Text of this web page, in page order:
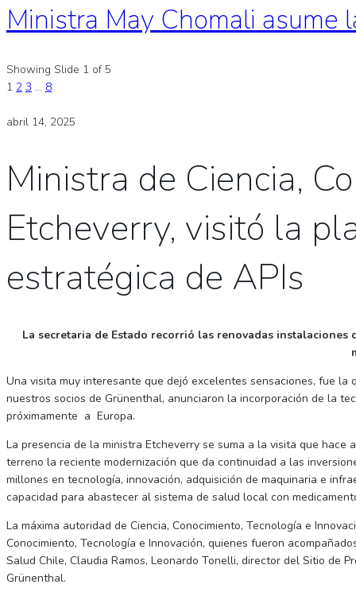
Ministra May Chomali asume
Showing Slide 1 of 5
1 2 3 … 8
abril 14, 2025
Ministra de Ciencia,
Etcheverry, visitó la
estratégica de APIs
La secretaria de Estado recorrió las renovadas
Una visita muy interesante que dejó excelentes sensaciones, fue la
nuestros socios de Grünenthal, anunciaron la incorporación de la
próximamente a Europa.
La presencia de la ministra Etcheverry se suma a la visita que
terreno la reciente modernización que da continuidad a las
millones en tecnología, innovación, adquisición de maquinaria e
capacidad para abastecer al sistema de salud local con
La máxima autoridad de Ciencia, Conocimiento, Tecnología e
Conocimiento, Tecnología e Innovación, quienes fueron
Salud Chile, Claudia Ramos, Leonardo Tonelli, director del Sitio de
Grünenthal.